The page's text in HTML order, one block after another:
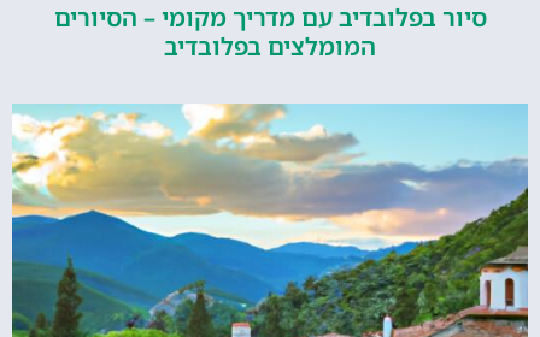
בפלובדיב עם מדריך מקומי – הסיורים
המומלצים בפלובדיב